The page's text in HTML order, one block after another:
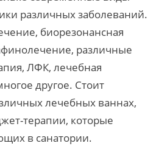
различных заболеваний.
биорезонансная
различные
ЛФК, лечебная
другое. Стоит
лечебных ваннах,
терапии, которые
в санатории.